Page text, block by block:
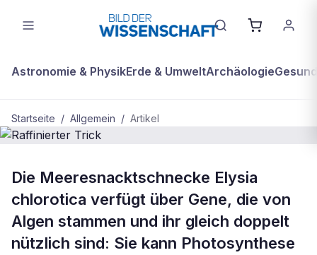
Astronomie & PhysikErde & UmweltArchäologie
Startseite / Allgemein / Artikel
Raffinierter Trick
Die Meeresnacktschnecke Elysia
chlorotica verfügt über Gene, die von
Algen stammen und ihr gleich doppelt
nützlich sind: Sie kann Photosynthese